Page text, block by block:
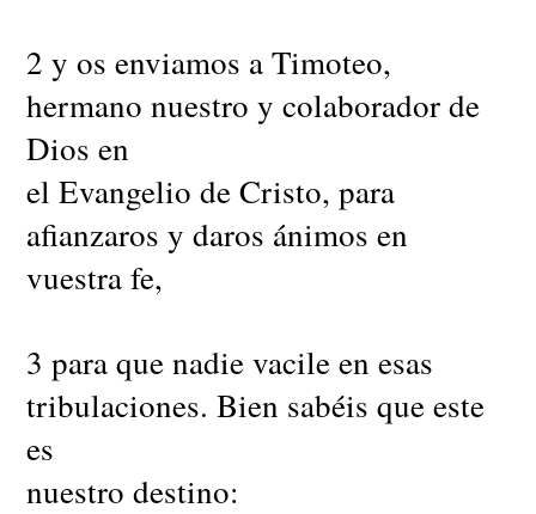
2 y os enviamos a Timoteo,
hermano nuestro y colaborador de
Dios en
el Evangelio de Cristo, para
afianzaros y daros ánimos en
vuestra fe,
3 para que nadie vacile en esas
tribulaciones. Bien sabéis que este
es
nuestro destino: